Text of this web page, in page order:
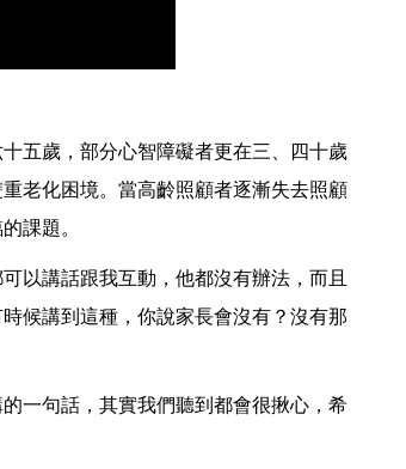
五歲，部分心智障礙者更在三、四十歲
老化困境。當高齡照顧者逐漸失去照顧
課題。
以講話跟我互動，他都沒有辦法，而且
候講到這種，你說家長會沒有？沒有那
一句話，其實我們聽到都會很揪心，希